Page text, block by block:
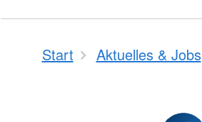
Start Aktuelles & Jobs